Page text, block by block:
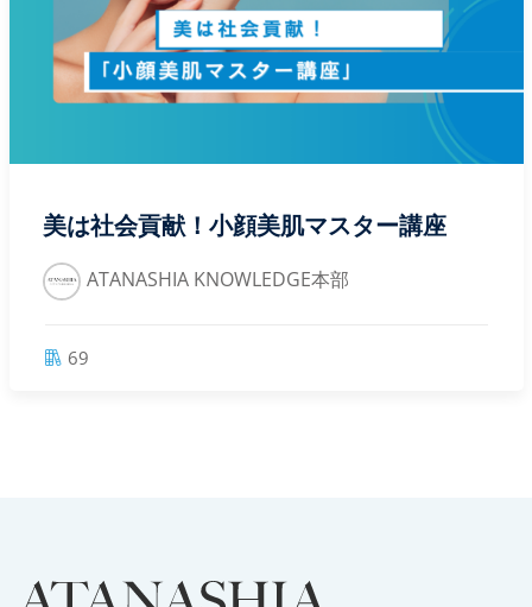
美は社会貢献！小顔美肌マスター講座
ATANASHIA KNOWLEDGE本部
69